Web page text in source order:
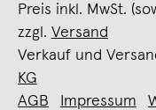
Preis inkl. MwSt.
zzgl. Versand
Verkauf und
KG
AGB
Impressum